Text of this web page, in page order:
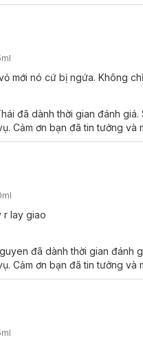
liễu về độ lành tính,
rất lành
Ẩm Embryolisse Lait-
mát, tránh tiếp xúc trực
mới nó cứ bị ngứa. Không
đã dành thời gian đánh
Cảm ơn bạn đã tin tưởng và
r lay giao
đã dành thời gian
Cảm ơn bạn đã tin tưởng và